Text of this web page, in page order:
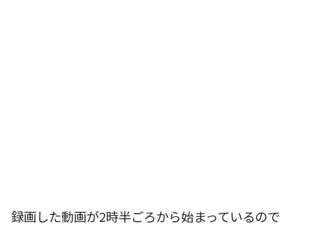
録画した動画が2時半ごろから始まっているので